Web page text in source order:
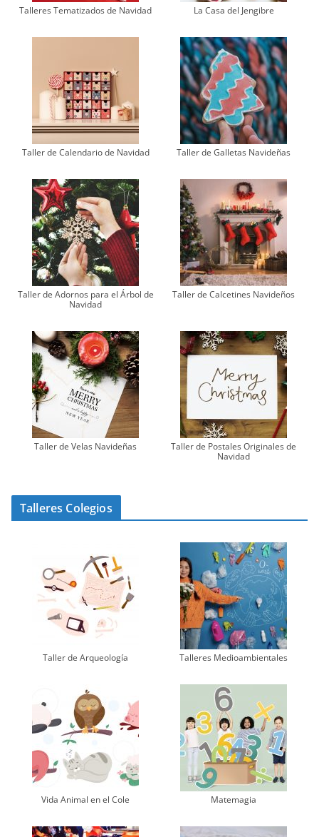
Talleres Tematizados de Navidad La Casa del Jengibre
Taller de Calendario de Navidad Taller de Galletas Navideñas
Taller de Adornos para el Árbol de
Navidad
Taller de Calcetines Navideños
Taller de Velas Navideñas
Taller de Postales Originales de
Navidad
Talleres Colegios
Taller de Arqueología Talleres Medioambientales
Vida Animal en el Cole Matemagia